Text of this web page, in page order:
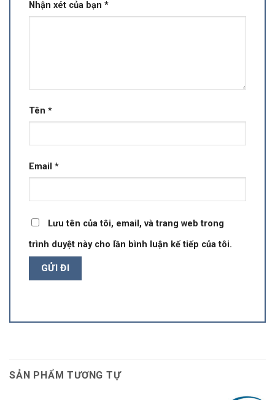
Nhận xét của bạn *
Tên *
Email *
Lưu tên của tôi, email, và trang web trong
trình duyệt này cho lần bình luận kế tiếp của tôi.
SẢN PHẨM TƯƠNG TỰ